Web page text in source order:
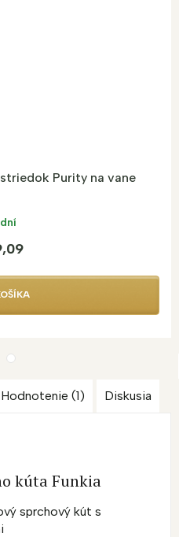
Purity na vane
Hodnotenie (1) Diskusia
kúta Funkia
sprchový kút s